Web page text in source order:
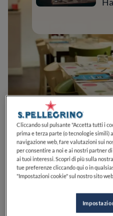
0 0
Via Cesare Battisti, 1073100
Giovedì,
Cliccando sul pulsante "Accetta tutti i
prima e terza parte (o tecnologie simili)
navigazione web, fare valutazioni sui
per consentire a noi e ai nostri partner
ai tuoi interessi. Scopri di più sulla
tue preferenze cliccando qui o in
"Impostazioni cookie" sul nostro sito web.